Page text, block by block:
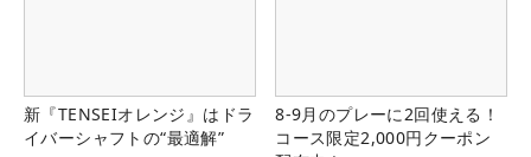
新『TENSEIオレンジ』はドラ
イバーシャフトの“最適解”
8-9月のプレーに2回使える！
コース限定2,000円クーポン